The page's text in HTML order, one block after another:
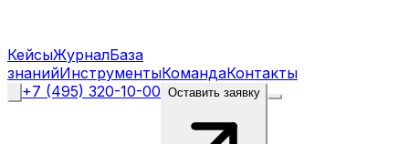
КейсыЖурналБаза
знанийИнструментыКомандаКонтакты
+7 (495) 320-10-00 Оставить заявку